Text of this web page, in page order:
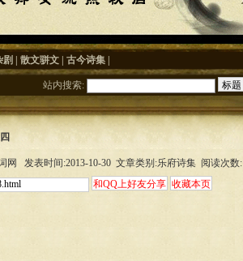
剧 散文骈文 古今诗集
站内搜索:
发表时间:2013-10-30 文章类别:乐府诗集 阅读次数: